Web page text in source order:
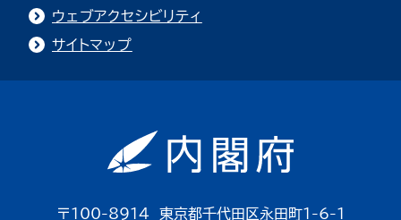
ウェブアクセシビリティ
サイトマップ
〒100-8914 東京都千代田区永田町1-6-1